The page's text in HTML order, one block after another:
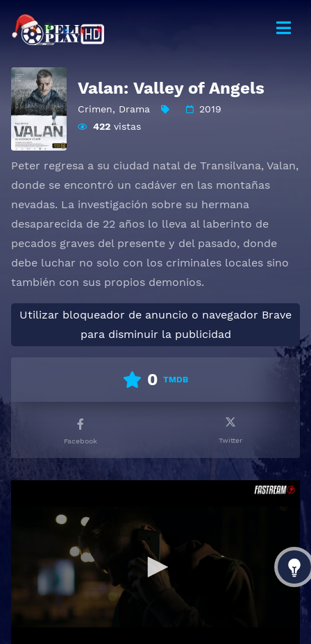
Valan: Valley of Angels
Crimen, Drama
2019
422 vistas
Peter regresa a su ciudad natal de Transilvana, Valan,
donde se encontró un cadáver en las montañas
nevadas. La investigación sobre su hermana
desaparecida de 22 años lo lleva al laberinto de
pecados graves del presente y del pasado, donde
debe luchar no solo con los criminales locales sino
también con sus propios demonios.
Utilizar bloqueador de anuncio o navegador Brave
para disminuir la publicidad
0 TMDB
Facebook Twitter